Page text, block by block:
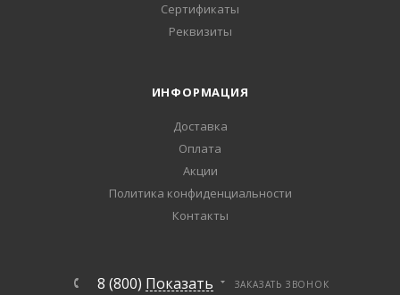
Сертификаты
Реквизиты
ИНФОРМАЦИЯ
Доставка
Оплата
Акции
Политика конфиденциальности
Контакты
8 (800) Показать ЗАКАЗАТЬ ЗВОНОК